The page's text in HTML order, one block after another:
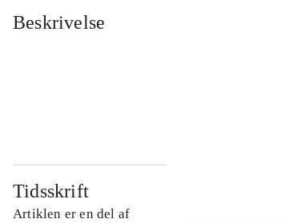
Beskrivelse
Tidsskrift
Artiklen er en del af